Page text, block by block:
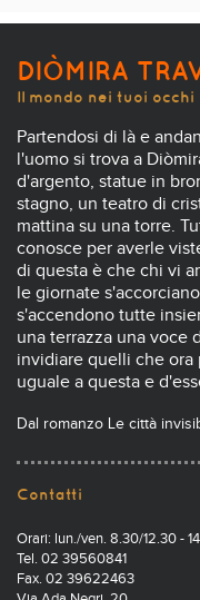
DIÒMIRA
Il mondo nei tuoi occhi
Partendosi di là e
l'uomo si trova a
d'argento, statue in
stagno, un teatro di
mattina su una torre.
conosce per averle
di questa è che chi vi
le giornate
s'accendono tutte
una terrazza una voce
invidiare quelli che ora
uguale a questa e
Dal romanzo Le città
Contatti
Orari: lun./ven. 8.30/12.30 -
Tel. 02 39560841
Fax. 02 39622463